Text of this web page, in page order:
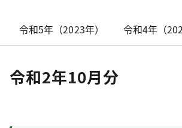
令和5年（2023年） 令和4年（
令和2年10月分